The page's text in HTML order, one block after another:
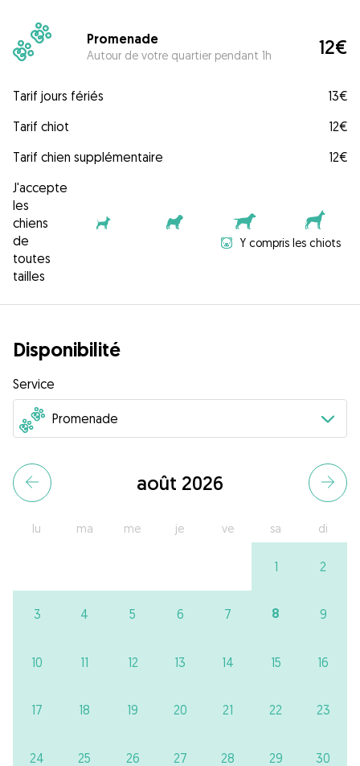
Promenade
Autour de votre quartier pendant 1h 12€
Tarif jours fériés
13€
Tarif chiot
12€
Tarif chien supplémentaire
12€
J'accepte
les
chiens
de
toutes
tailles
Y compris les chiots
Disponibilité
Service
août 2026
lu ma me je ve sa di
1 2
3 4 5 6 7 8 9
10 11 12 13 14 15 16
17 18 19 20 21 22 23
24 25 26 27 28 29 30